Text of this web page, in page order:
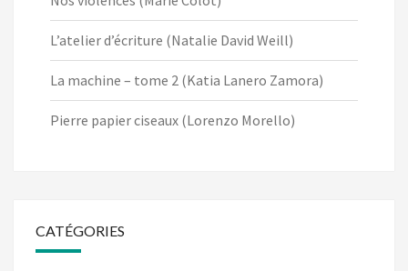
L’atelier d’écriture (Natalie David Weill)
La machine – tome 2 (Katia Lanero Zamora)
Pierre papier ciseaux (Lorenzo Morello)
CATÉGORIES